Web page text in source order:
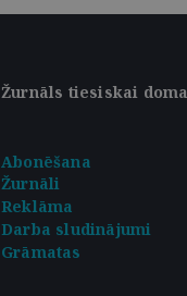
Žurnāls tiesiskai
Abonēšana
Žurnāli
Reklāma
Darba sludinājumi
Grāmatas